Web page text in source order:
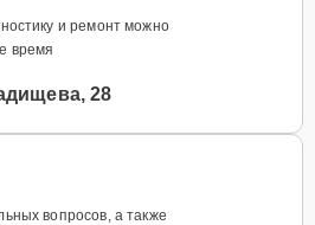
и ремонт можно
время
28
вопросов, а также